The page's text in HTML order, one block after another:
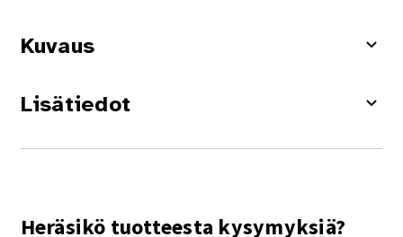
Kuvaus
Lisätiedot
Heräsikö tuotteesta kysymyksiä?